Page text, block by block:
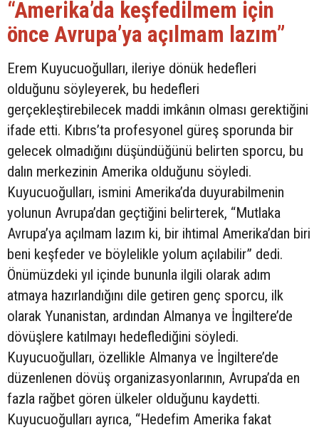
“Amerika’da keşfedilmem için
önce Avrupa’ya açılmam lazım”
Erem Kuyucuoğulları, ileriye dönük hedefleri
olduğunu söyleyerek, bu hedefleri
gerçekleştirebilecek maddi imkânın olması gerektiğini
ifade etti. Kıbrıs’ta profesyonel güreş sporunda bir
gelecek olmadığını düşündüğünü belirten sporcu, bu
dalın merkezinin Amerika olduğunu söyledi.
Kuyucuoğulları, ismini Amerika’da duyurabilmenin
yolunun Avrupa’dan geçtiğini belirterek, “Mutlaka
Avrupa’ya açılmam lazım ki, bir ihtimal Amerika’dan biri
beni keşfeder ve böylelikle yolum açılabilir” dedi.
Önümüzdeki yıl içinde bununla ilgili olarak adım
atmaya hazırlandığını dile getiren genç sporcu, ilk
olarak Yunanistan, ardından Almanya ve İngiltere’de
dövüşlere katılmayı hedeflediğini söyledi.
Kuyucuoğulları, özellikle Almanya ve İngiltere’de
düzenlenen dövüş organizasyonlarının, Avrupa’da en
fazla rağbet gören ülkeler olduğunu kaydetti.
Kuyucuoğulları ayrıca, “Hedefim Amerika fakat